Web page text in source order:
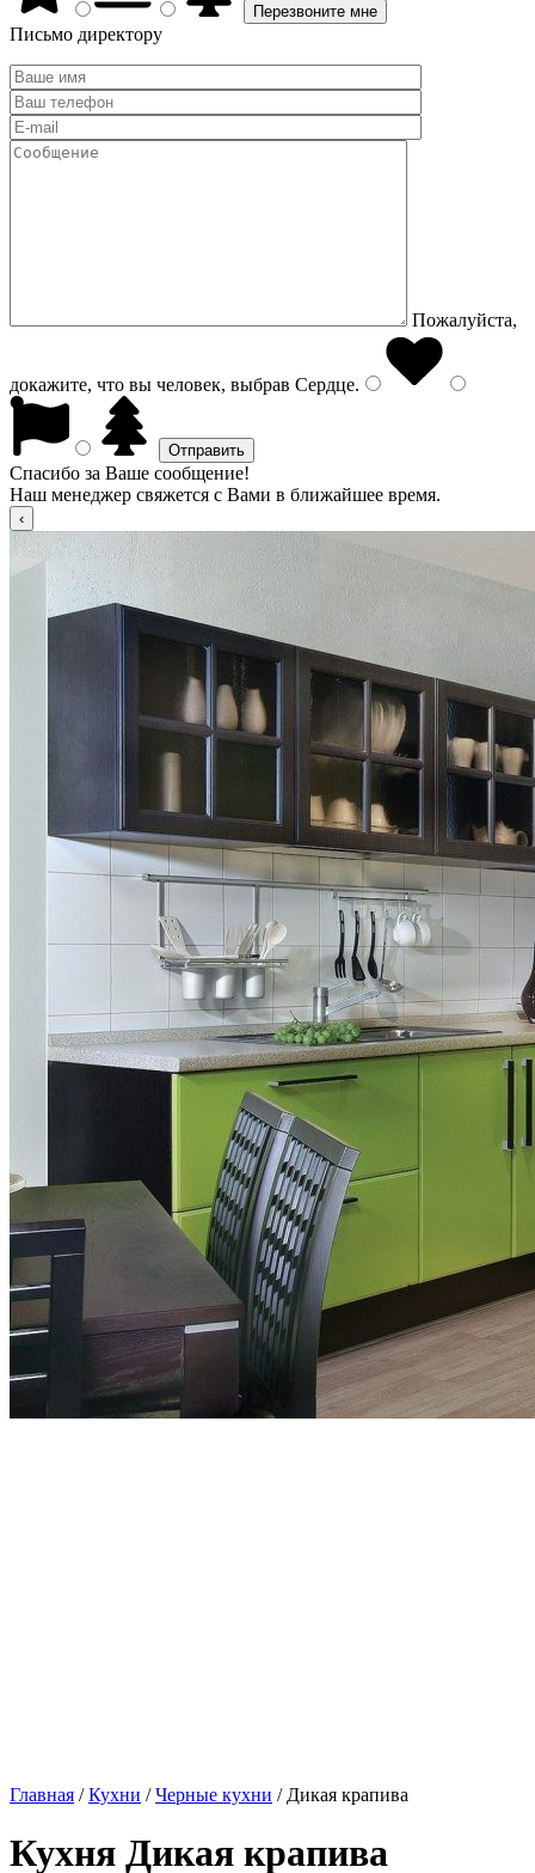
Письмо директору
Пожалуйста,
докажите, что вы человек, выбрав Сердце.
Спасибо за Ваше сообщение!
Наш менеджер свяжется с Вами в ближайшее время.
Главная /Кухни /Черные кухни / Дикая крапива
Кухня Дикая крапива